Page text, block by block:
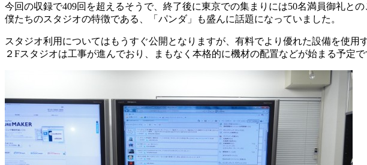
今回の収録で409回を超えるそうで、終了後に東京での集まりには50名満員御礼との
僕たちのスタジオの特徴である、「パンダ」も盛んに話題になっていました。
スタジオ利用についてはもうすぐ公開となりますが、有料でより優れた設備を使用
２Fスタジオは工事が進んでおり、まもなく本格的に機材の配置などが始まる予定で